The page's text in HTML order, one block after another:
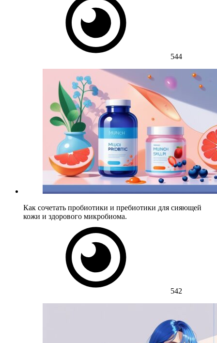
544
Как сочетать пробиотики и пребиотики для сияющей
кожи и здорового микробиома.
542